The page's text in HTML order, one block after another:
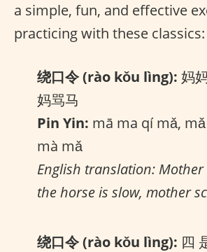
a simple, fun, and effective
practicing with these classics:
绕口令 (rào kǒu lìng): 妈
妈骂马
Pin Yin: mā ma qí mǎ,
mà mǎ
English translation:
the horse is slow, mother
绕口令 (rào kǒu lìng): 四